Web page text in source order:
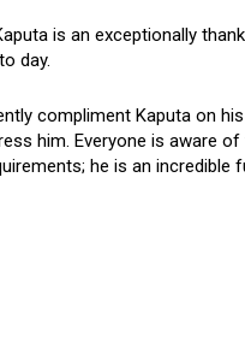
is an exceptionally
day.
compliment Kaputa on
him. Everyone is aware of
he is an incredible